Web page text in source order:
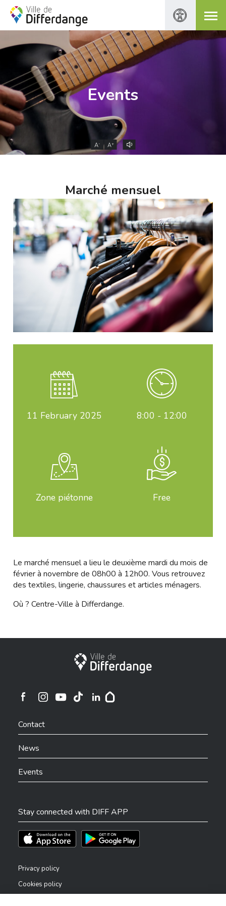
Events
A- A+
Marché mensuel
11 February 2025 8:00 - 12:00
Zone piétonne Free
Le marché mensuel a lieu le deuxième mardi du mois de
février à novembre de 08h00 à 12h00. Vous retrouvez
des textiles, lingerie, chaussures et articles ménagers.
Où ? Centre-Ville à Differdange.
City of Differdange
Ville de Differdange sur Instagram
Contact
News
Events
Stay connected with DIFF APP
Téléchargez l'app sur l'App StoreTéléchargez l'app sur Play Store
Privacy policy
Cookies policy